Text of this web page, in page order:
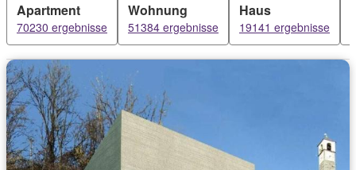
Apartment
70230 ergebnisse
Wohnung
51384 ergebnisse
Haus
19141 ergebnisse